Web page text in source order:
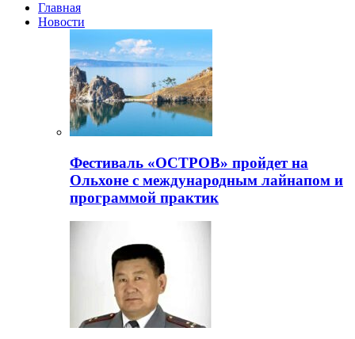
Главная
Новости
Фестиваль «ОСТРОВ» пройдет на
Ольхоне с международным лайнапом и
программой практик